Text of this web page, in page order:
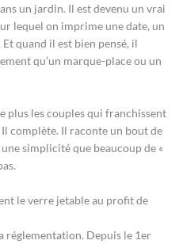
un jardin. Il est devenu un vrai
lequel on imprime une date, un
Et quand il est bien pensé, il
qu’un marque-place ou un
plus les couples qui franchissent
Il complète. Il raconte un bout de
simplicité que beaucoup de «
le verre jetable au profit de
réglementation. Depuis le 1er